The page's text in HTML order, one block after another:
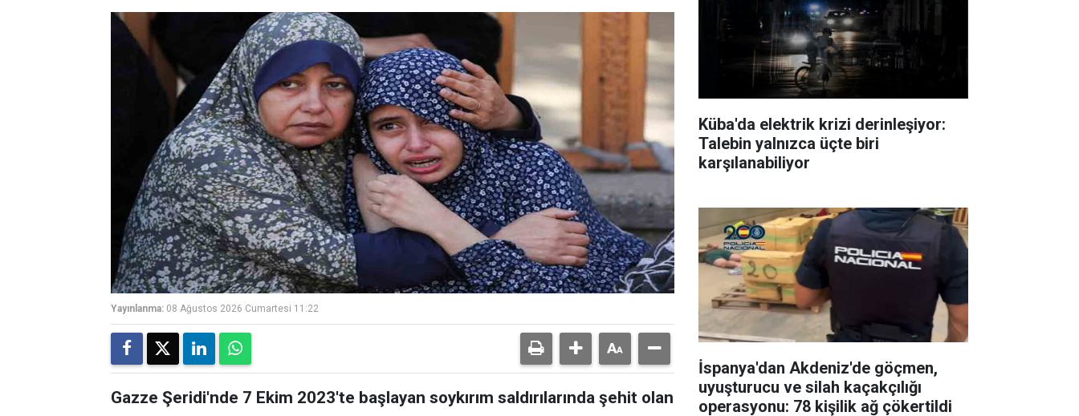
Yayınlanma: 08 Ağustos 2026 Cumartesi 11:22
Gazze Şeridi'nde 7 Ekim 2023'te başlayan soykırım saldırılarında şehit olan
Küba'da elektrik krizi derinleşiyor:
Talebin yalnızca üçte biri
karşılanabiliyor
İspanya'dan Akdeniz'de göçmen,
uyuşturucu ve silah kaçakçılığı
operasyonu: 78 kişilik ağ çökertildi